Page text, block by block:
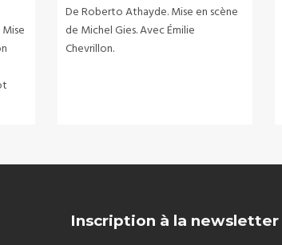
De Roberto Athayde. Mise en scène
de Michel Gies. Avec Émilie
Chevrillon.
Inscription à la newsletter